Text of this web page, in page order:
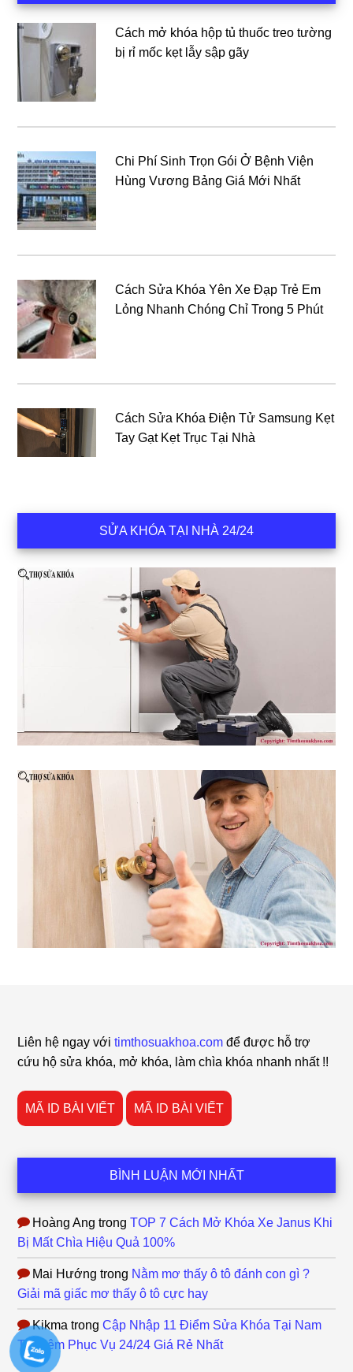
chính
Cách mở khóa hộp tủ thuốc treo tường
bị rỉ mốc kẹt lẫy sập gãy
Chi Phí Sinh Trọn Gói Ở Bệnh Viện
Hùng Vương Bảng Giá Mới Nhất
Cách Sửa Khóa Yên Xe Đạp Trẻ Em
Lỏng Nhanh Chóng Chỉ Trong 5 Phút
Cách Sửa Khóa Điện Tử Samsung Kẹt
Tay Gạt Kẹt Trục Tại Nhà
SỬA KHÓA TẠI NHÀ 24/24
Liên hệ ngay vớitimthosuakhoa.com để được hỗ trợ
cứu hộ sửa khóa, mở khóa, làm chìa khóa nhanh nhất !!
MÃ ID BÀI VIẾT MÃ ID BÀI VIẾT
BÌNH LUẬN MỚI NHẤT
Hoàng Ang trongTOP 7 Cách Mở Khóa Xe Janus Khi
Bị Mất Chìa Hiệu Quả 100%
Mai Hướng trong Nằm mơ thấy ô tô đánh con gì ?
Giải mã giấc mơ thấy ô tô cực hay
Kikma trongCập Nhập 11 Điểm Sửa Khóa Tại Nam
Từ Liêm Phục Vụ 24/24 Giá Rẻ Nhất